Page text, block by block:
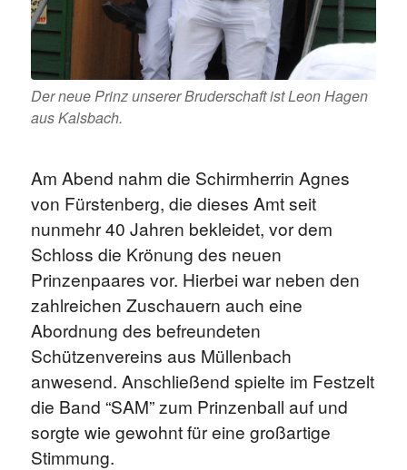
Der neue Prinz unserer Bruderschaft ist Leon Hagen
aus Kalsbach.
Am Abend nahm die Schirmherrin Agnes
von Fürstenberg, die dieses Amt seit
nunmehr 40 Jahren bekleidet, vor dem
Schloss die Krönung des neuen
Prinzenpaares vor. Hierbei war neben den
zahlreichen Zuschauern auch eine
Abordnung des befreundeten
Schützenvereins aus Müllenbach
anwesend. Anschließend spielte im Festzelt
die Band “SAM” zum Prinzenball auf und
sorgte wie gewohnt für eine großartige
Stimmung.